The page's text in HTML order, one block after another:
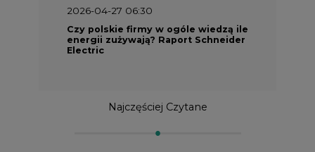
2026-04-27 06:30
Czy polskie firmy w ogóle wiedzą ile
energii zużywają? Raport Schneider
Electric
Najczęściej Czytane